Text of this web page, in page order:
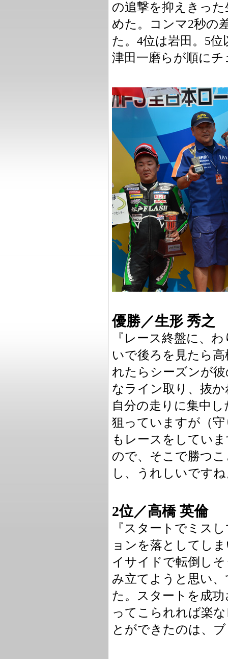
の追撃を抑えきっ
めた。コンマ2秒の
た。4位は岩田。5
津田一磨らが順に
優勝／生形 秀之
『レース終盤に、
いで後ろを見たら
れたらシーズンが
なライン取り、抜
自分の走りに集中
狙っていますが（
もレースをしてい
ので、そこで勝つ
し、うれしいです
2位／高橋 英倫
『スタートでミス
ョンを落としてし
イサイドで転倒し
み立てようと思い
た。スタートを成
ってこられれば楽
とができたのは、